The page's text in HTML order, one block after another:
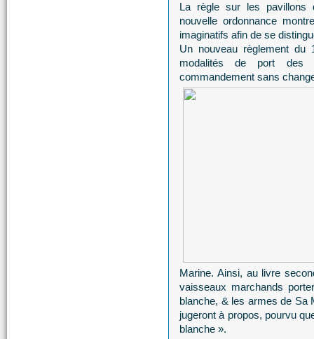
La règle sur les pavillons
nouvelle ordonnance
imaginatifs afin de se
Un nouveau règlement du
modalités de port des
commandement sans
Marine. Ainsi, au livre
vaisseaux marchands
blanche, & les armes de Sa
jugeront à propos, pourvu
blanche ».